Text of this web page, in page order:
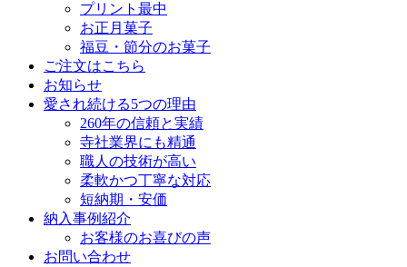
プリント最中
お正月菓子
福豆・節分のお菓子
ご注文はこちら
お知らせ
愛され続ける5つの理由
260年の信頼と実績
寺社業界にも精通
職人の技術が高い
柔軟かつ丁寧な対応
短納期・安価
納入事例紹介
お客様のお喜びの声
お問い合わせ